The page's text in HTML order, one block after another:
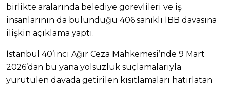
birlikte aralarında belediye görevlileri ve iş
insanlarının da bulunduğu 406 sanıklı İBB davasına
ilişkin açıklama yaptı.
İstanbul 40’ıncı Ağır Ceza Mahkemesi’nde 9 Mart
2026’dan bu yana yolsuzluk suçlamalarıyla
yürütülen davada getirilen kısıtlamaları hatırlatan